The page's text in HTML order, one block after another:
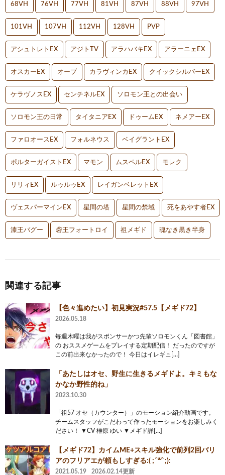
68VH 76VH 77VH 81VH 87VH 88VH 97VH
101VH 107VH 112VH 128VH PVP
アシュトレトEX アジトTV アラハバキEX アラーニェEX
オスカーEX オーブ カラヴィンカEX クイックシルバーEX
ケラヴノスEX センチネルEX ソロモン王との出会い
ソロモン王の日常 タイタニアEX ドゥームEX ネメアーEX
ファロオースEX フォルネウス ベイグラントEX
ポルターガイストEX マモン ムスペルEX モレク
リリィEX ルゥルゥEX レイガンベレットEX
ヴェスパーマインEX 星間の塔 星間の禁域 死をあやす者EX
漆王バグー 砦王フォートロイ 祖メギド 魂なき黒き半身
関連する記事
【色々進めたい】初見実況#57.5【メギド72】
2026.05.18
毎週木曜は我がスポンサーかつ先輩ソロモンくん「図書館」
の おススメゲームをプレイする定期配信！ だったのですが
この前出来なかったので！ 今日はイレギュ[…]
「あたしはオセ、野生に生きるメギドよ。キミもな
かなか野性的ね」
2023.10.30
「祖57 オセ（カウンター）」のモーション紹介動画です。
チームスタッフがこだわって作ったモーションをお楽しみく
ださい！ ▼CV 榊原 ゆい ▼メギド詳[…]
【メギド72】カイムME+スキル強化で前列2回バリ
アのフリアエが頼もしすぎる:( ;´꒳`;):
2021.05.19 2026.02.14更新